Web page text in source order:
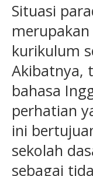
Situasi
kurikulum
Akibatnya,
bahasa
perhatian
ini
sekolah
sebagai